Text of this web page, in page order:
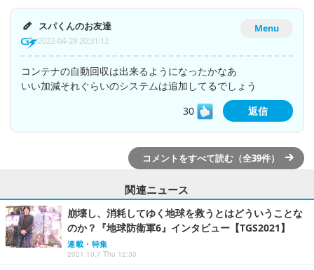
Menu
スパくんのお友達
2022-04-29 20:31:12
コンテナの自動回収は出来るようになったかなあ
いい加減それぐらいのシステムは追加してるでしょう
30
返信
コメントをすべて読む（全39件）
関連ニュース
崩壊し、消耗してゆく地球を救うとはどういうことな
のか？『地球防衛軍6』インタビュー【TGS2021】
連載・特集
2021.10.7 Thu 12:30